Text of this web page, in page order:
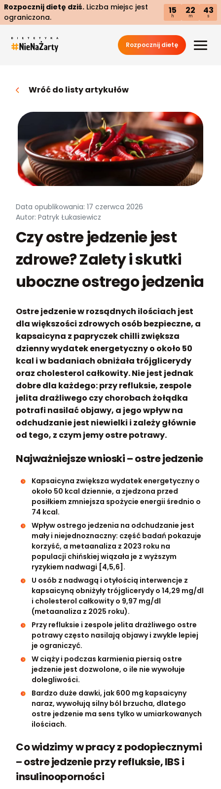
Rozpocznij dietę dziś. Liczba miejsc jest
ograniczona.
15
h
22
m
42
s
Rozpocznij dietę
Wróć do listy artykułów
Data opublikowania: 17 czerwca 2026
Autor: Patryk Łukasiewicz
Czy ostre jedzenie jest
zdrowe? Zalety i skutki
uboczne ostrego jedzenia
Ostre jedzenie w rozsądnych ilościach jest
dla większości zdrowych osób bezpieczne, a
kapsaicyna z papryczek chilli zwiększa
dzienny wydatek energetyczny o około 50
kcal i w badaniach obniżała trójglicerydy
oraz cholesterol całkowity. Nie jest jednak
dobre dla każdego: przy refluksie, zespole
jelita drażliwego czy chorobach żołądka
potrafi nasilać objawy, a jego wpływ na
odchudzanie jest niewielki i zależy głównie
od tego, z czym jemy ostre potrawy.
Najważniejsze wnioski – ostre jedzenie
Kapsaicyna zwiększa wydatek energetyczny o
około 50 kcal dziennie, a zjedzona przed
posiłkiem zmniejsza spożycie energii średnio o
74 kcal.
Wpływ ostrego jedzenia na odchudzanie jest
mały i niejednoznaczny: część badań pokazuje
korzyść, a metaanaliza z 2023 roku na
populacji chińskiej wiązała je z wyższym
ryzykiem nadwagi [4,5,6].
U osób z nadwagą i otyłością interwencje z
kapsaicyną obniżyły trójglicerydy o 14,29 mg/dl
i cholesterol całkowity o 9,97 mg/dl
(metaanaliza z 2025 roku).
Przy refluksie i zespole jelita drażliwego ostre
potrawy często nasilają objawy i zwykle lepiej
je ograniczyć.
W ciąży i podczas karmienia piersią ostre
jedzenie jest dozwolone, o ile nie wywołuje
dolegliwości.
Bardzo duże dawki, jak 600 mg kapsaicyny
naraz, wywołują silny ból brzucha, dlatego
ostre jedzenie ma sens tylko w umiarkowanych
ilościach.
Co widzimy w pracy z podopiecznymi
– ostre jedzenie przy refluksie, IBS i
insulinooporności